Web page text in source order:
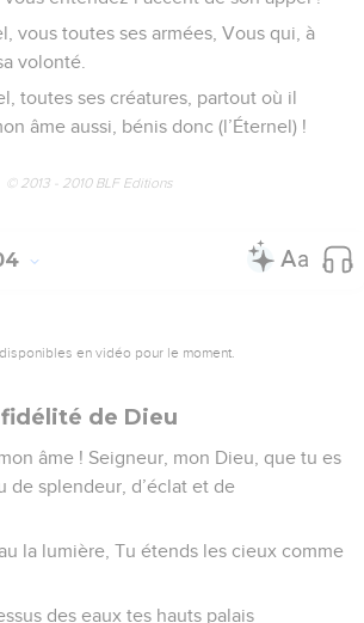
ont fui, au bruit de ta voix de tonnerre,
montagnes et des vallées qui se
d’elles à l’endroit que tu lui avais
jamais submerger à nouveau la terre.
les montagnes
la terre.
l’herbe pour le bétail et les cultures,
de l’homme, pour tirer le pain de la
de l’homme Et fait resplendir son
brillant que l’huile. Le pain soutient le